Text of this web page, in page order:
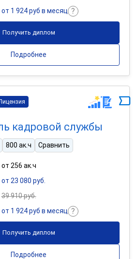
от 1 924 руб в месяц
Получить диплом
Подробнее
кадровой службы
800 ак.ч Сравнить
от 256 ак.ч
от 23 080 руб.
39 910 руб.
от 1 924 руб в месяц
Получить диплом
Подробнее